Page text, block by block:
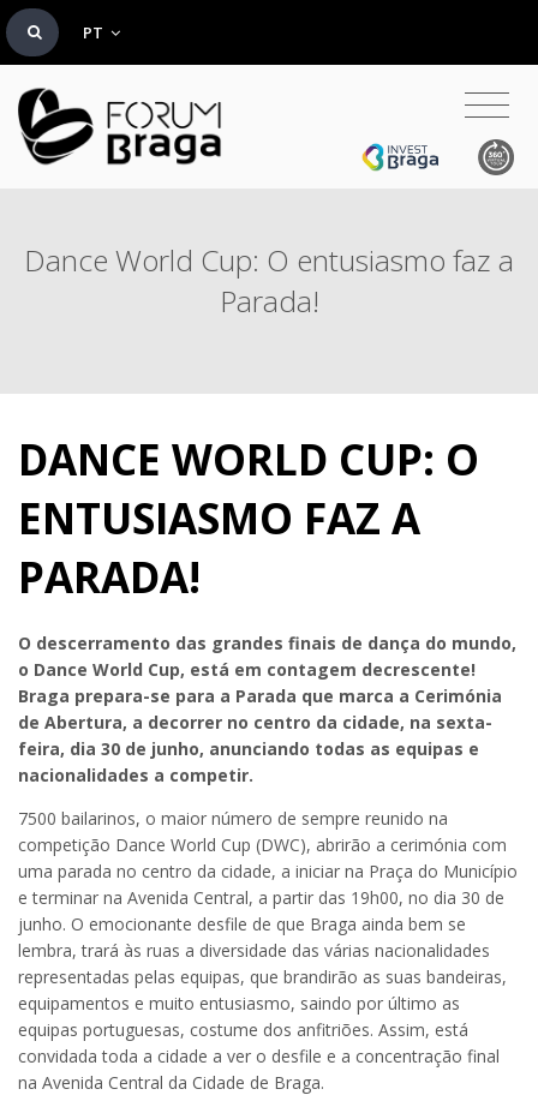
PT
Dance World Cup: O entusiasmo faz a
Parada!
DANCE WORLD CUP: O
ENTUSIASMO FAZ A
PARADA!
O descerramento das grandes finais de dança do mundo,
o Dance World Cup, está em contagem decrescente!
Braga prepara-se para a Parada que marca a Cerimónia
de Abertura, a decorrer no centro da cidade, na sexta-
feira, dia 30 de junho, anunciando todas as equipas e
nacionalidades a competir.
7500 bailarinos, o maior número de sempre reunido na
competição Dance World Cup (DWC), abrirão a cerimónia com
uma parada no centro da cidade, a iniciar na Praça do Município
e terminar na Avenida Central, a partir das 19h00, no dia 30 de
junho. O emocionante desfile de que Braga ainda bem se
lembra, trará às ruas a diversidade das várias nacionalidades
representadas pelas equipas, que brandirão as suas bandeiras,
equipamentos e muito entusiasmo, saindo por último as
equipas portuguesas, costume dos anfitriões. Assim, está
convidada toda a cidade a ver o desfile e a concentração final
na Avenida Central da Cidade de Braga.